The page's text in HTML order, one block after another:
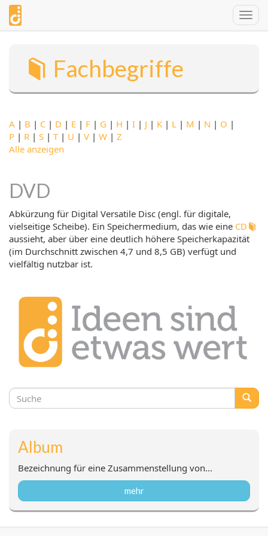
Direkt
zum
Fachbegriffe
A | B | C | D | E | F | G | H | I | J | K | L | M | N | O |
P | R | S | T | U | V | W | Z
Alle anzeigen
DVD
Abkürzung für Digital Versatile Disc (engl. für digitale,
vielseitige Scheibe). Ein Speichermedium, das wie eine CD
aussieht, aber über eine deutlich höhere Speicherkapazität
(im Durchschnitt zwischen 4,7 und 8,5 GB) verfügt und
vielfältig nutzbar ist.
Suchformular
Album
Bezeichnung für eine Zusammenstellung von...
mehr